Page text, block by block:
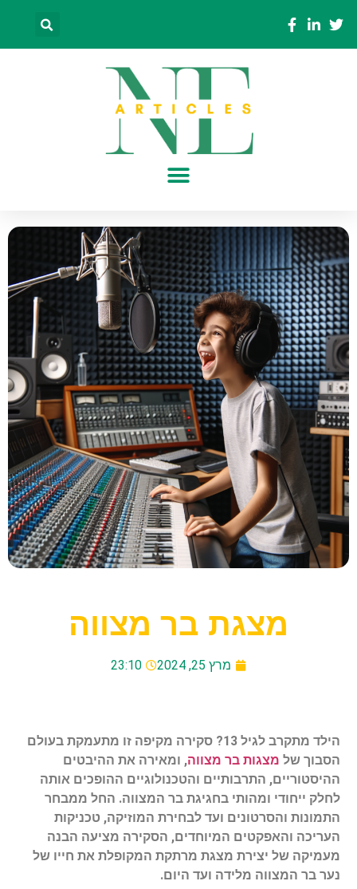
מצגת בר מצווה
מרץ 25, 2024 23:10
הילד מתקרב לגיל 13? סקירה מקיפה זו מתעמקת בעולם
הסבוך של מצגות בר מצווה, ומאירה את ההיבטים
ההיסטוריים, התרבותיים והטכנולוגיים ההופכים אותה
לחלק ייחודי ומהותי בחגיגת בר המצווה. החל ממבחר
התמונות והסרטונים ועד לבחירת המוזיקה, טכניקות
העריכה והאפקטים המיוחדים, הסקירה מציעה הבנה
מעמיקה של יצירת מצגת מרתקת המקופלת את חייו של
נער בר המצווה מלידה ועד היום.